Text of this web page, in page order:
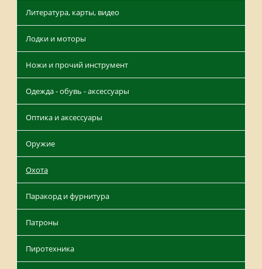
Литература, карты, видео
Лодки и моторы
Ножи и прочий инструмент
Одежда - обувь - аксессуары
Оптика и аксессуары
Оружие
Охота
Паракорд и фурнитура
Патроны
Пиротехника